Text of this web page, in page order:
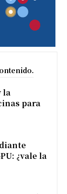
la
para
¿vale la